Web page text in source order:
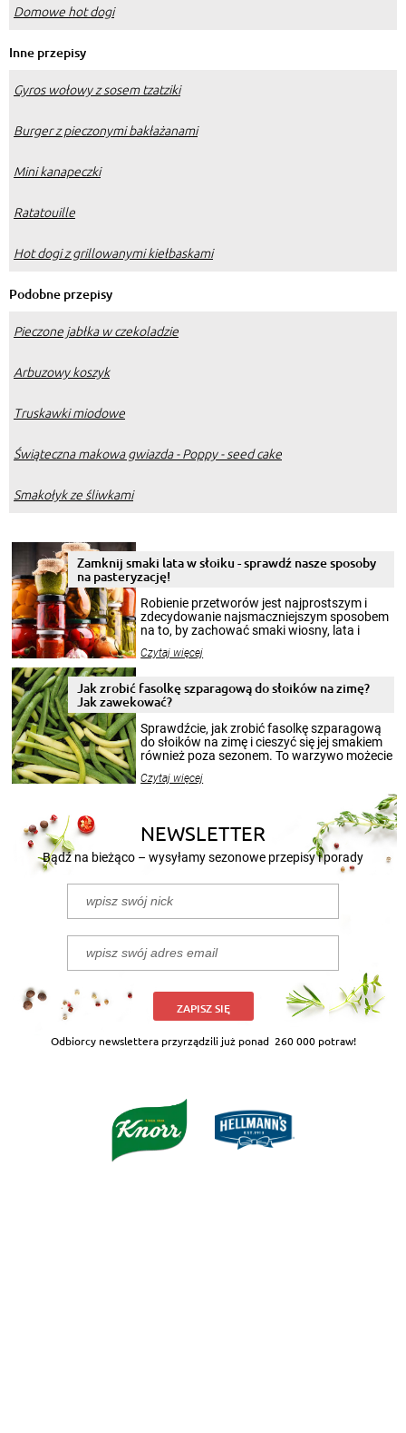
Domowe hot dogi
Inne przepisy
Gyros wołowy z sosem tzatziki
Burger z pieczonymi bakłażanami
Mini kanapeczki
Ratatouille
Hot dogi z grillowanymi kiełbaskami
Podobne przepisy
Pieczone jabłka w czekoladzie
Arbuzowy koszyk
Truskawki miodowe
Świąteczna makowa gwiazda - Poppy - seed cake
Smakołyk ze śliwkami
Zamknij smaki lata w słoiku - sprawdź nasze sposoby
na pasteryzację!
Robienie przetworów jest najprostszym i
zdecydowanie najsmaczniejszym sposobem
na to, by zachować smaki wiosny, lata i
krajobrazów, by cieszyć nimi oko w sezonie
pełni poczuć atmosferę cieplejszych
miesięcy. Przygotowanie słoików ze
smakowitą zawartością musi obejmować
patenty, które pozwolą zachować świeżość
przetworów.
Czytaj więcej
Jak zrobić fasolkę szparagową do słoików na zimę?
Jak zawekować?
Sprawdźcie, jak zrobić fasolkę szparagową
do słoików na zimę i cieszyć się jej smakiem
również poza sezonem. To warzywo możecie
nasze propozycje!
Czytaj więcej
NEWSLETTER
Bądź na bieżąco – wysyłamy sezonowe przepisy i porady
ZAPISZ SIĘ
Odbiorcy newslettera przyrządzili już ponad 260 000 potraw!